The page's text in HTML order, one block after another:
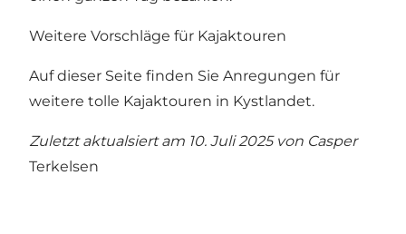
Weitere Vorschläge für Kajaktouren
Auf dieser Seite finden Sie Anregungen für
weitere tolle Kajaktouren in Kystlandet.
Zuletzt aktualsiert am 10. Juli 2025 von Casper
Terkelsen